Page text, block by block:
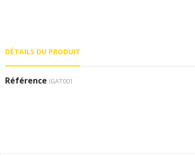
DÉTAILS DU PRODUIT
Référence IGAT001